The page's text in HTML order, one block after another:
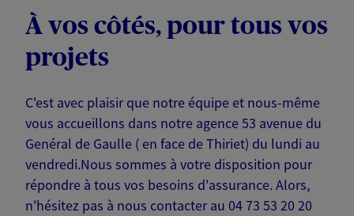
À vos côtés, pour tous vos
projets
C'est avec plaisir que notre équipe et nous-même
vous accueillons dans notre agence 53 avenue du
Genéral de Gaulle ( en face de Thiriet) du lundi au
vendredi.Nous sommes à votre disposition pour
répondre à tous vos besoins d'assurance. Alors,
n'hésitez pas à nous contacter au 04 73 53 20 20